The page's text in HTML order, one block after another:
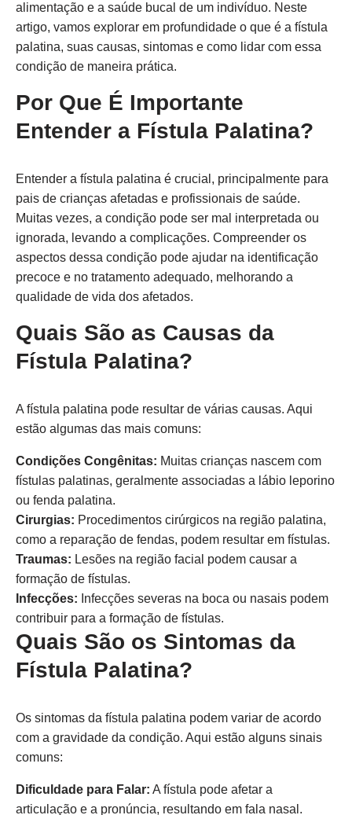
alimentação e a saúde bucal de um indivíduo. Neste
artigo, vamos explorar em profundidade o que é a fístula
palatina, suas causas, sintomas e como lidar com essa
condição de maneira prática.
Por Que É Importante
Entender a Fístula Palatina?
Entender a fístula palatina é crucial, principalmente para
pais de crianças afetadas e profissionais de saúde.
Muitas vezes, a condição pode ser mal interpretada ou
ignorada, levando a complicações. Compreender os
aspectos dessa condição pode ajudar na identificação
precoce e no tratamento adequado, melhorando a
qualidade de vida dos afetados.
Quais São as Causas da
Fístula Palatina?
A fístula palatina pode resultar de várias causas. Aqui
estão algumas das mais comuns:
Condições Congênitas: Muitas crianças nascem com
fístulas palatinas, geralmente associadas a lábio leporino
ou fenda palatina.
Cirurgias: Procedimentos cirúrgicos na região palatina,
como a reparação de fendas, podem resultar em fístulas.
Traumas: Lesões na região facial podem causar a
formação de fístulas.
Infecções: Infecções severas na boca ou nasais podem
contribuir para a formação de fístulas.
Quais São os Sintomas da
Fístula Palatina?
Os sintomas da fístula palatina podem variar de acordo
com a gravidade da condição. Aqui estão alguns sinais
comuns:
Dificuldade para Falar: A fístula pode afetar a
articulação e a pronúncia, resultando em fala nasal.